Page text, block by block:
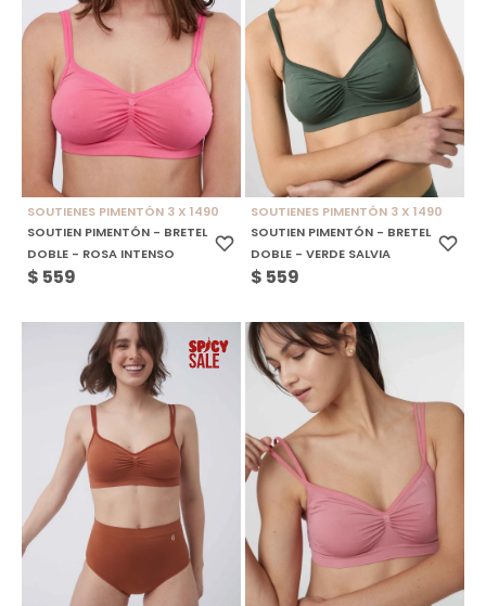
SOUTIENES PIMENTÓN 3 X 1490
SOUTIEN PIMENTÓN - BRETEL
DOBLE - ROSA INTENSO
$ 559
SOUTIENES PIMENTÓN 3 X 1490
SOUTIEN PIMENTÓN - BRETEL
DOBLE - VERDE SALVIA
$ 559